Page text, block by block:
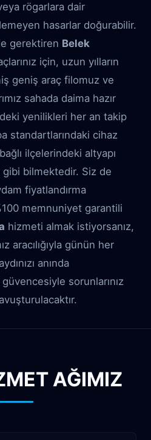
rögarlara dair
hasarlar doğurabilir.
gerektiren Belek
için, uzun yılların
geniş araç filomuz ve
sahada daima hazır
yenilikleri her an takip
standartlarındaki cihaz
ilçelerindeki altyapı
gibi bilmektedir. Siz de
fiyatlandırma
memnuniyet garantili
hizmeti almak istiyorsanız,
aracılığıyla günün her
anında
sorunlarınız
AĞIMIZ